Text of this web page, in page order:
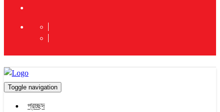
Toggle navigation
প্রচ্ছদ